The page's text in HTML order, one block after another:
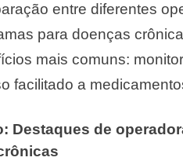
entre diferentes
para doenças
mais comuns:
facilitado a
Destaques de